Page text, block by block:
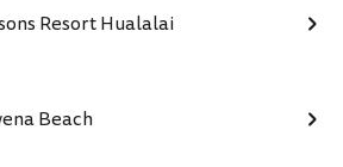
Resort Hualalai
Beach